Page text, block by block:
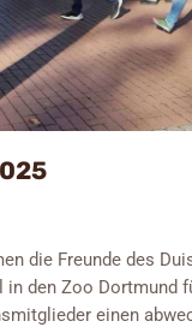
die Freunde des
den Zoo Dortmund
einen